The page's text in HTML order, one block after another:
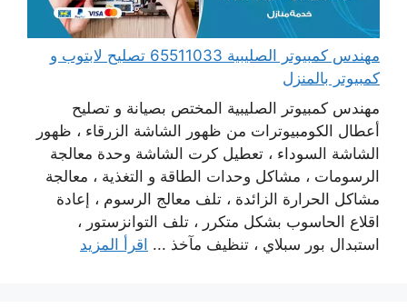
مهندس كمبيوتر الصليبية 65511033 تصليح لابتوب و
كمبيوتر بالمنزل
مهندس كمبيوتر الصليبية المختص بصيانة و تصليح
أعطال الكومبيوترات من ظهور الشاشة الزرقاء ، ظهور
الشاشة السوداء ، تعطيل كرت الشاشة وحدة معالجة
الرسومات ، مشاكل وحدات الطاقة و التغذية ، معالجة
مشاكل الحرارة الزائدة ، تلف معالج الرسوم ، إعادة
اقلاع الحاسوب بشكل متكرر ، تلف التوانزستور ،
استبدال بور سبلاي ، تنظيف مآخذ ... اقرأ المزيد